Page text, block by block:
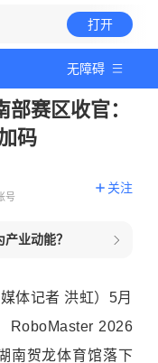
打开
无障碍
赛区收官：
码
号
关注
业动能？
体记者 洪虹）5月
RoboMaster 2026
南贺龙体育馆落下